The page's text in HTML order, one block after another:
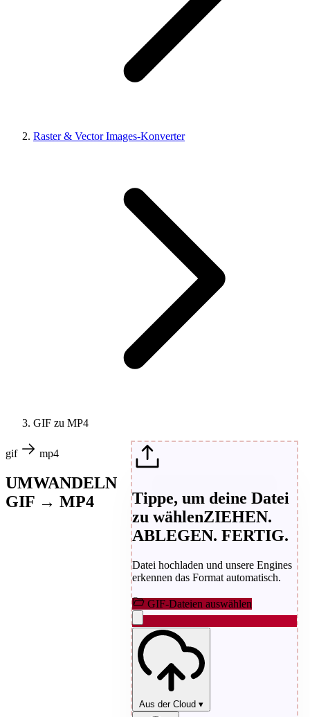
Raster & Vector Images-Konverter
GIF zu MP4
gif mp4
UMWANDELN
GIF → MP4
Tippe, um deine Datei
zu wählenZIEHEN.
ABLEGEN. FERTIG.
Datei hochladen und unsere Engines
erkennen das Format automatisch.
GIF-Dateien auswählen
Aus der Cloud ▾